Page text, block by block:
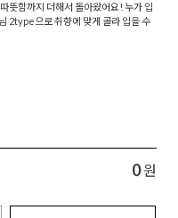
뜻함까지 더해서 돌아왔어요! 누가 입
2type으로 취향에 맞게 골라 입을 수
0 원